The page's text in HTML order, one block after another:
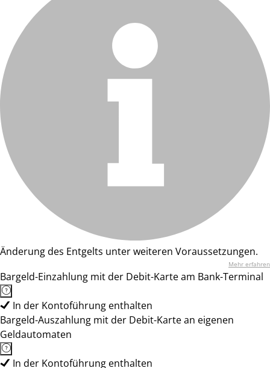
Änderung des Entgelts unter weiteren Voraussetzungen.
Mehr erfahren
Bargeld-Einzahlung mit der Debit-Karte am Bank-Terminal
In der Kontoführung enthalten
Bargeld-Auszahlung mit der Debit-Karte an eigenen
Geldautomaten
In der Kontoführung enthalten